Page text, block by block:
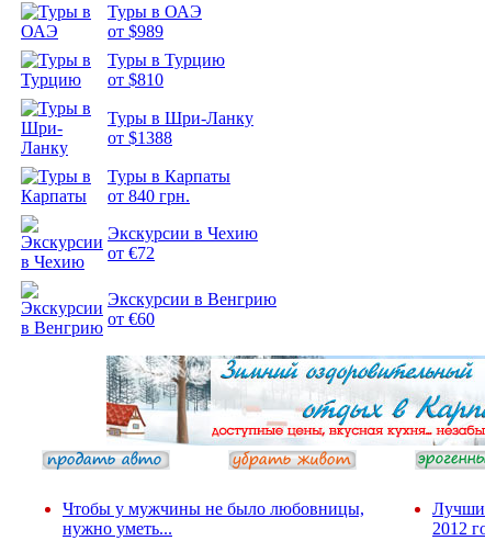
Туры в ОАЭ
от $989
Туры в Турцию
от $810
Туры в Шри-Ланку
от $1388
Туры в Карпаты
от 840 грн.
Экскурсии в Чехию
от €72
Экскурсии в Венгрию
от €60
Чтобы у мужчины не было любовницы,
нужно уметь...
2012